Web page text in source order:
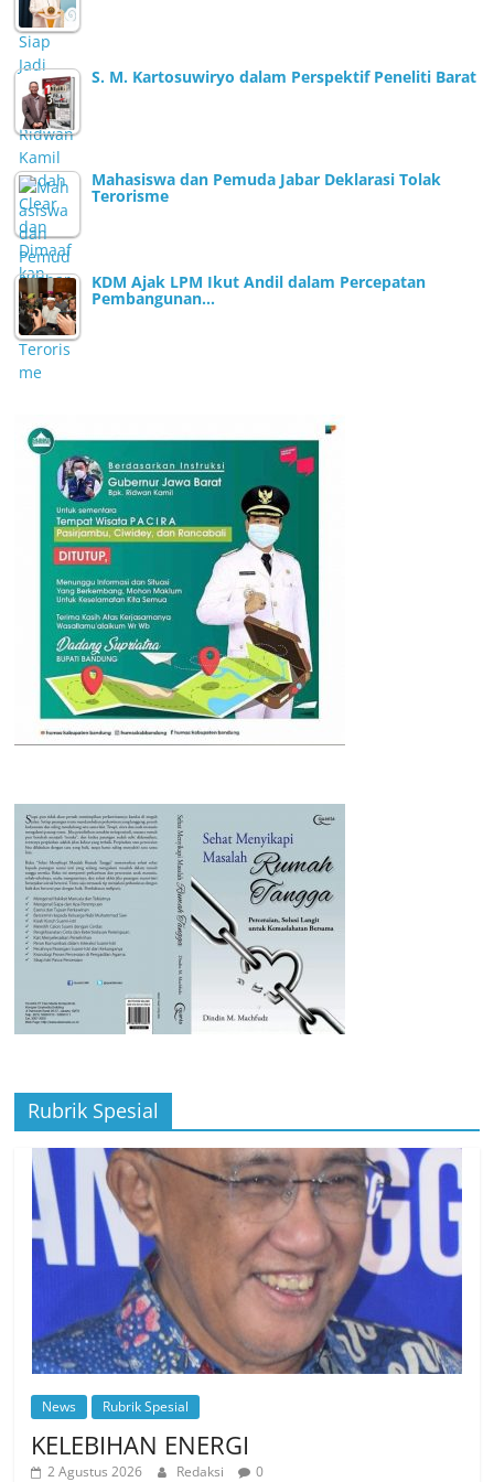
S. M. Kartosuwiryo dalam Perspektif Peneliti Barat
Mahasiswa dan Pemuda Jabar Deklarasi Tolak
Terorisme
KDM Ajak LPM Ikut Andil dalam Percepatan
Pembangunan…
Rubrik Spesial
News Rubrik Spesial
KELEBIHAN ENERGI
2 Agustus 2026 Redaksi 0